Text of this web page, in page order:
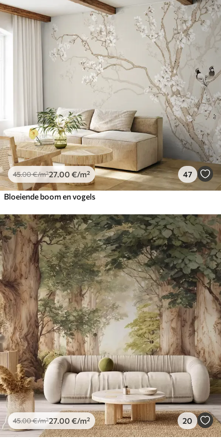
45.00€/m²27.00 €/m² 47
Bloeiende boom en vogels
45.00€/m²27 .00 €/m² 20